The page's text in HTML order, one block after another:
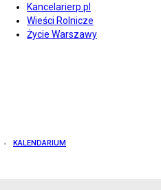
Kancelarierp.pl
Wieści Rolnicze
Życie Warszawy
KALENDARIUM